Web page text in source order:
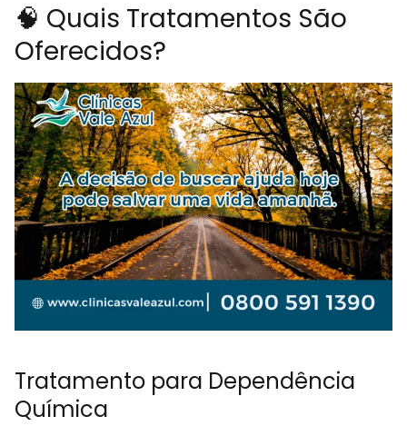
🧠 Quais Tratamentos São
Oferecidos?
Tratamento para Dependência
Química